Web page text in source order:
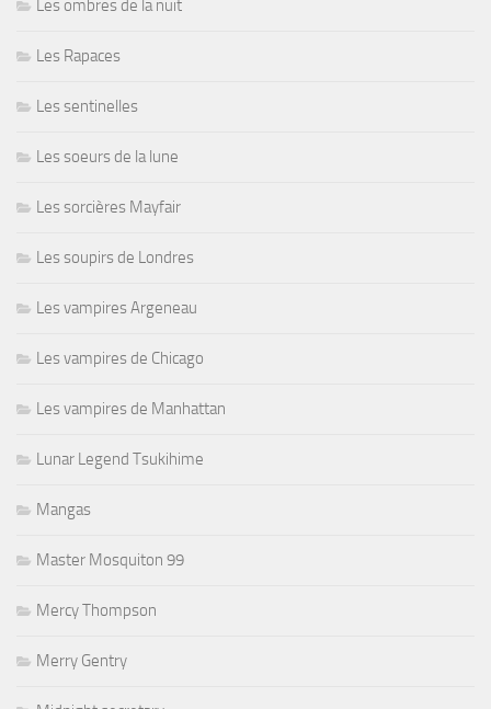
Les ombres de la nuit
Les Rapaces
Les sentinelles
Les soeurs de la lune
Les sorcières Mayfair
Les soupirs de Londres
Les vampires Argeneau
Les vampires de Chicago
Les vampires de Manhattan
Lunar Legend Tsukihime
Mangas
Master Mosquiton 99
Mercy Thompson
Merry Gentry